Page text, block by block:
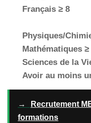
Français ≥ 8
Physiques/
Mathématiques ≥
Sciences de la
Avoir au moins
→
Recrutement
formations